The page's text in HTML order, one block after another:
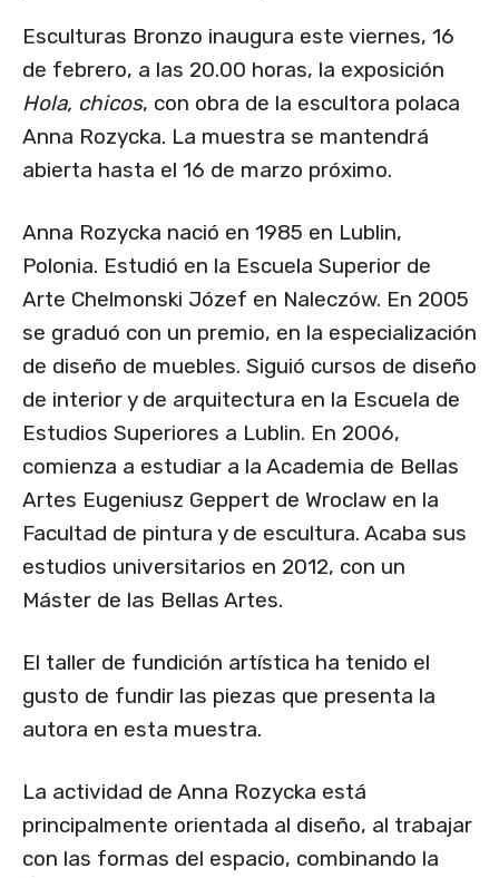
Esculturas Bronzo inaugura este viernes, 16
de febrero, a las 20.00 horas, la exposición
Hola, chicos, con obra de la escultora polaca
Anna Rozycka. La muestra se mantendrá
abierta hasta el 16 de marzo próximo.
Anna Rozycka nació en 1985 en Lublin,
Polonia. Estudió en la Escuela Superior de
Arte Chelmonski Józef en Naleczów. En 2005
se graduó con un premio, en la especialización
de diseño de muebles. Siguió cursos de diseño
de interior y de arquitectura en la Escuela de
Estudios Superiores a Lublin. En 2006,
comienza a estudiar a la Academia de Bellas
Artes Eugeniusz Geppert de Wroclaw en la
Facultad de pintura y de escultura. Acaba sus
estudios universitarios en 2012, con un
Máster de las Bellas Artes.
El taller de fundición artística ha tenido el
gusto de fundir las piezas que presenta la
autora en esta muestra.
La actividad de Anna Rozycka está
principalmente orientada al diseño, al trabajar
con las formas del espacio, combinando la